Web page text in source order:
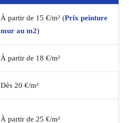
À partir de 15 €/m² (Prix peinture
mur au m2)
À partir de 18 €/m²
Dès 20 €/m²
À partir de 25 €/m²